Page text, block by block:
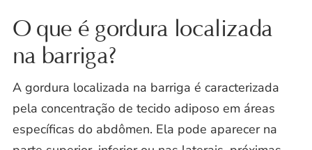
O que é gordura localizada
na barriga?
A gordura localizada na barriga é caracterizada
pela concentração de tecido adiposo em áreas
específicas do abdômen. Ela pode aparecer na